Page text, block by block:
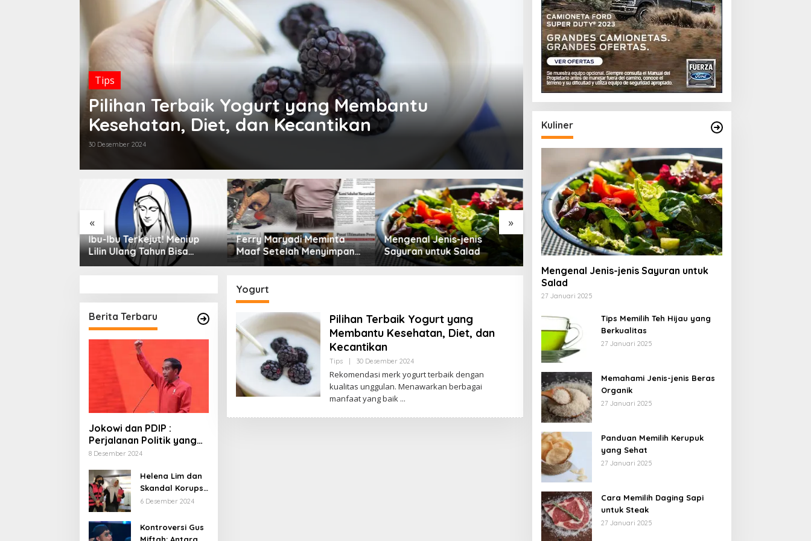
Tips
Pilihan Terbaik Yogurt yang Membantu
Kesehatan, Diet, dan Kecantikan
30 Desember 2024
« »
Ibu-Ibu Terkejut! Meniup
Lilin Ulang Tahun Bisa
Berbahaya dan Mematikan
Ferry Maryadi Meminta
Maaf Setelah Menyimpan
Rahasia Selama 10 Tahun
Mengenal Jenis-jenis
Sayuran untuk Salad
Tips Memilih Teh Hijau yang
Berkualitas
Memahami Jenis-jenis
Beras Organik
Berita Terbaru
Jokowi dan PDIP :
Perjalanan Politik yang
Penuh Warna dan
8 Desember 2024
Helena Lim dan
Skandal Korupsi
Timah: Kisah
yang Menjerat
Hukum
6 Desember 2024
Kontroversi Gus
Yogurt
Pilihan Terbaik Yogurt yang
Membantu Kesehatan, Diet, dan
Kecantikan
Tips 30 Desember 2024O
E
H
A
Rekomendasi merk yogurt terbaik dengan
kualitas unggulan. Menawarkan berbagai
manfaat yang baik
Kuliner
Mengenal Jenis-jenis Sayuran untuk
Salad
27 Januari 2025
Tips Memilih Teh Hijau yang
Berkualitas
27 Januari 2025
Memahami Jenis-jenis Beras
Organik
27 Januari 2025
Panduan Memilih Kerupuk
yang Sehat
27 Januari 2025
Cara Memilih Daging Sapi
untuk Steak
27 Januari 2025